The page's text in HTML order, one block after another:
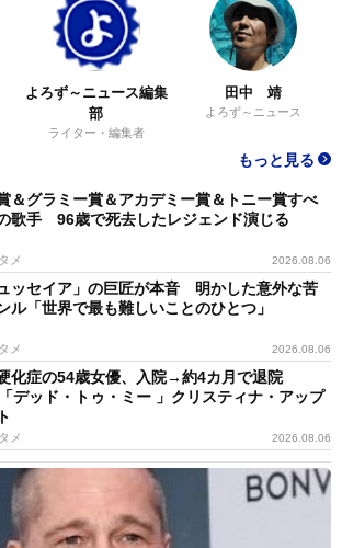
よろず～ニュース編集
部
ライター・編集者
田中 靖
よろず～ニュース
もっと見る
＆グラミー賞＆アカデミー賞＆トニー賞すべ
歌手 96歳で死去したレジェンド演じる
メ 2026.08.06
ュッセイア」の巨匠が本音 明かした意外な苦
ル「世界で最も難しいことのひとつ」
メ 2026.08.06
化症の54歳女優、入院→約4カ月で退院
デッド・トゥ・ミー 」クリスティナ・アップ
メ 2026.08.06